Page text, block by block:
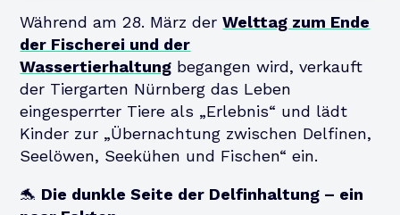
Während am 28. März derWelttag zum Ende
der Fischerei und der
Wassertierhaltung begangen wird, verkauft
der Tiergarten Nürnberg das Leben
eingesperrter Tiere als „Erlebnis“ und lädt
Kinder zur „Übernachtung zwischen Delfinen,
Seelöwen, Seekühen und Fischen“ ein.
🐬 Die dunkle Seite der Delfinhaltung – ein